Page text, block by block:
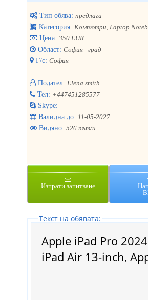
Тип обява: предлага
Категория: Компютри, Laptop
Цена: 350 EUR
Област: София - град
Г/с: София
Подател: Elena smith
Тел: +447451285577
Skype:
Валидна до: 11-05-2027
Видяно: 526 път/и
Изпрати запитване
Tекст на обявата:
Apple iPad Pro
iPad Air 13-inch,